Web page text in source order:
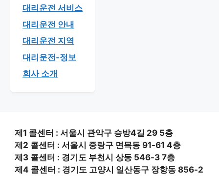
대리운전 서비스
대리운전 안내
대리운전 지역
대리운전-정보
회사 소개
제1 콜센터 : 서울시 관악구 승방4길 29 5층
제2 콜센터 : 서울시 중랑구 면목동 91-61 4층
제3 콜센터 : 경기도 부천시 상동 546-3 7층
제4 콜센터 : 경기도 고양시 일산동구 장항동 856-2